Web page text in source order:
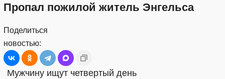
Пропал пожилой житель Энгельса
Поделиться
новостью:
Мужчину ищут четвертый день